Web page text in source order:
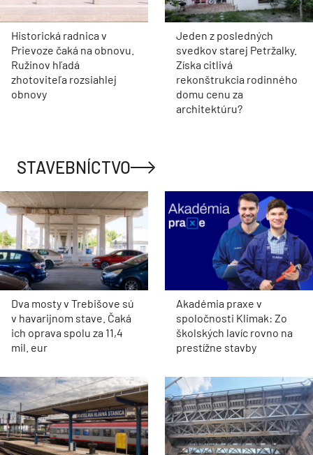
Historická radnica v
Prievoze čaká na obnovu.
Ružinov hľadá
zhotoviteľa rozsiahlej
obnovy
Jeden z posledných
svedkov starej Petržalky.
Získa citlivá
rekonštrukcia rodinného
domu cenu za
architektúru?
STAVEBNÍCTVO
Dva mosty v Trebišove sú
v havarijnom stave. Čaká
ich oprava spolu za 11,4
mil. eur
Akadémia praxe v
spoločnosti Klimak: Zo
školských lavíc rovno na
prestížne stavby